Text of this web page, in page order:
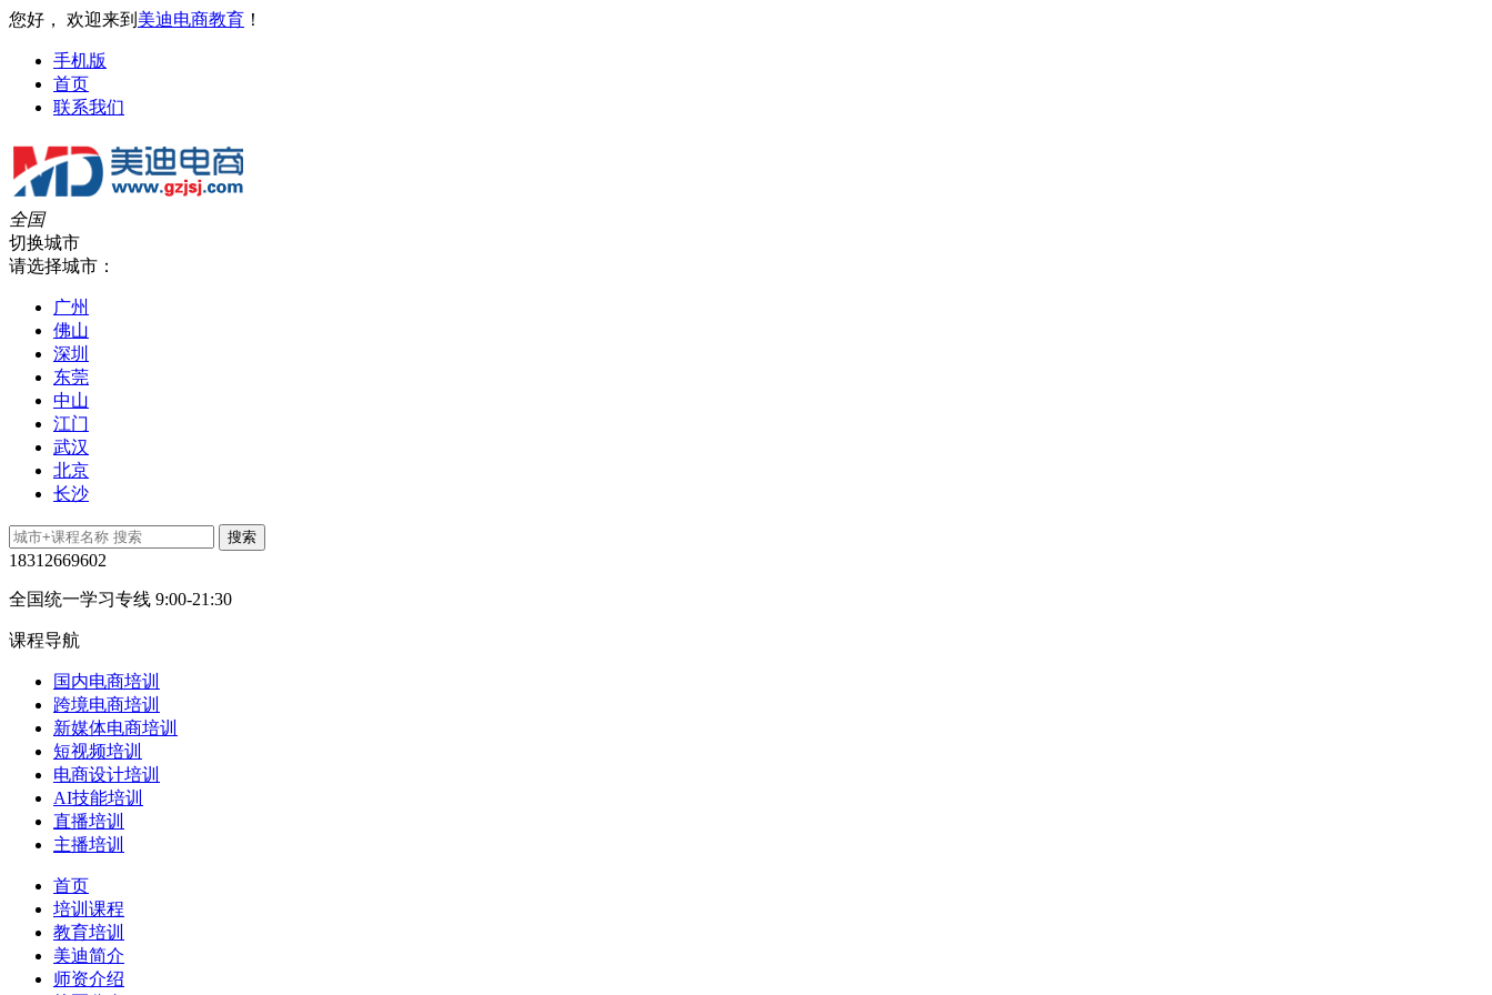
您好， 欢迎来到 美迪电商教育 ！
手机版
首页
联系我们
全国
切换城市
请选择城市：
广州
佛山
深圳
东莞
中山
江门
武汉
北京
长沙
18312669602
全国统一学习专线 9:00-21:30
课程导航
国内电商培训
跨境电商培训
新媒体电商培训
短视频培训
电商设计培训
AI技能培训
直播培训
主播培训
首页
培训课程
教育培训
美迪简介
师资介绍